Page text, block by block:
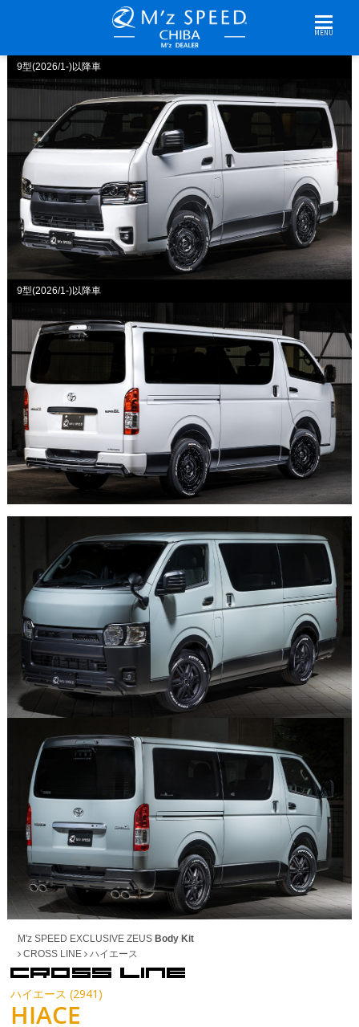
MENU
9型(2026/1-)以降車
9型(2026/1-)以降車
M'z SPEED EXCLUSIVE ZEUS Body Kit
CROSS LINE ハイエース
ハイエース (2941)
HIACE